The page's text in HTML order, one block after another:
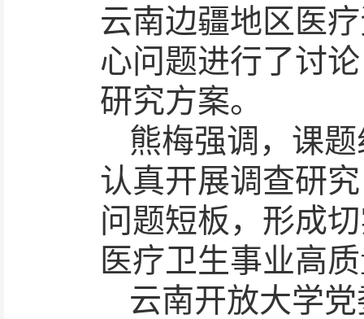
云南边疆地区医
心问题进行了讨
研究方案。
熊梅强调，课
认真开展调查研
问题短板，形成
医疗卫生事业高
云南开放大学